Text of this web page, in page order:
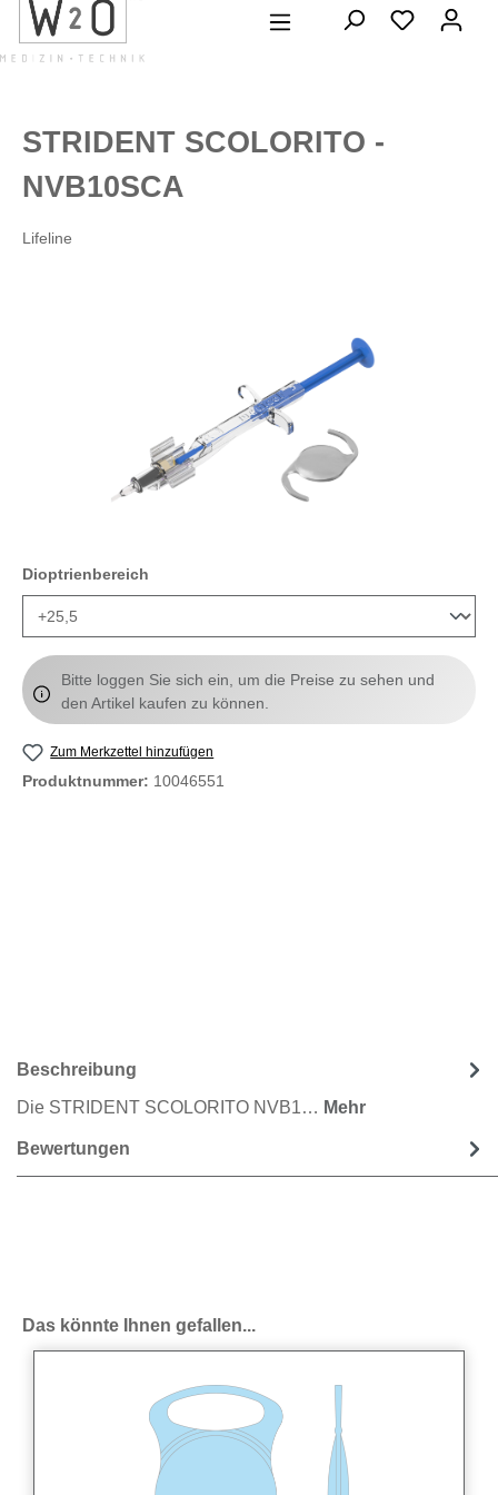
springen
STRIDENT SCOLORITO -
NVB10SCA
Lifeline
Dioptrienbereich
Bitte loggen Sie sich ein, um die Preise zu sehen und
den Artikel kaufen zu können.
Zum Merkzettel hinzufügen
Produktnummer: 10046551
Beschreibung
Die STRIDENT SCOLORITO NVB1… Mehr
Bewertungen
Produktgalerie überspringen
Das könnte Ihnen gefallen...